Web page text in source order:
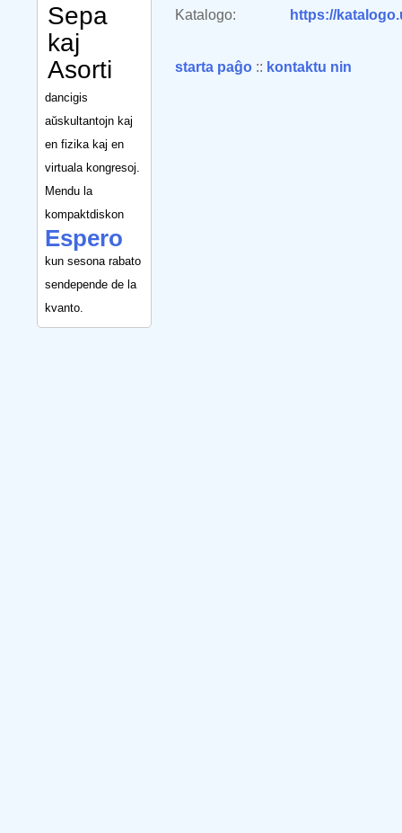
Sepa
kaj
Asorti
dancigis
aŭskultantojn kaj
en fizika kaj en
virtuala kongresoj.
Mendu la
kompaktdiskon
Espero
kun sesona rabato
sendepende de la
kvanto.
Katalogo:
https://
starta paĝo :: kontaktu nin